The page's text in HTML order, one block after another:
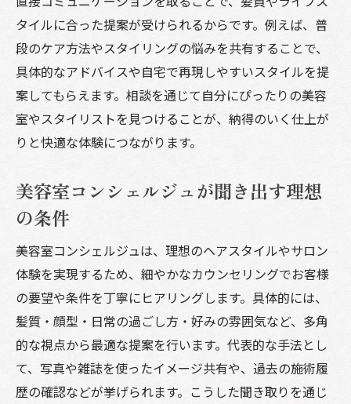
タイルに合った提案が受けられるからです。例えば、普
段のケア方法やスタイリングの悩みを共有することで、
具体的なアドバイスや自宅で再現しやすいスタイルを提
案してもらえます。相談を通じて自分にぴったりの美容
室やスタイリストを見つけることが、納得のいく仕上が
りと快適な体験につながります。
美容室コンシェルジュが聞き出す理想
の条件
美容室コンシェルジュは、理想のヘアスタイルやサロン
体験を実現するため、細やかなカウンセリングでお客様
の要望や条件を丁寧にヒアリングします。具体的には、
髪質・顔型・日常の過ごし方・好みの雰囲気など、多角
的な視点から最適な提案を行います。代表的な手法とし
て、写真や雑誌を使ったイメージ共有や、過去の施術履
歴の確認などが挙げられます。こうした聞き取りを通じ